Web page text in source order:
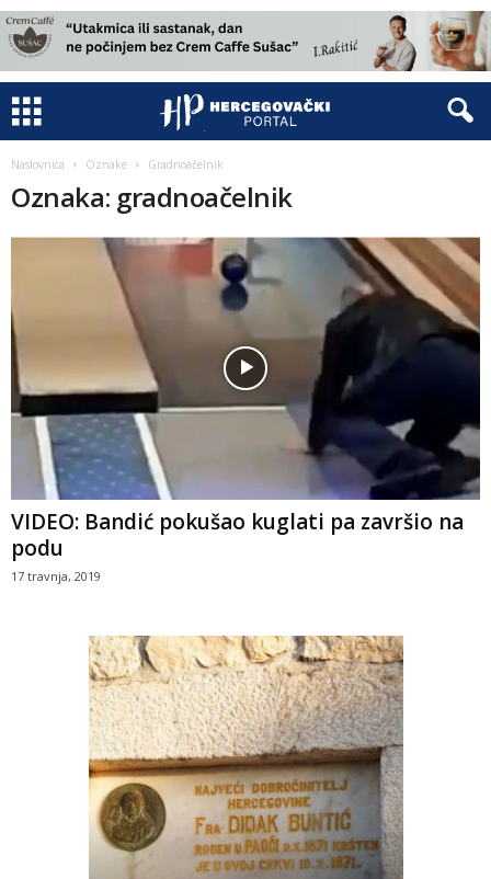
Naslovnica Oznake Gradnoačelnik
Oznaka: gradnoačelnik
VIDEO: Bandić pokušao kuglati pa završio na
podu
17 travnja, 2019